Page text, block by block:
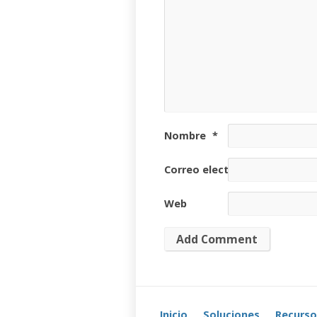
Nombre *
Correo electrónico
Web